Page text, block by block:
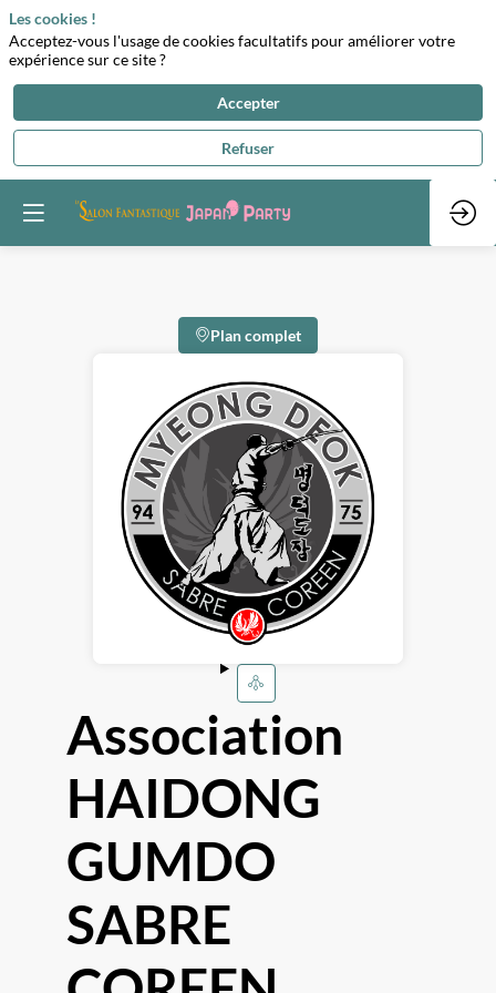
Plan complet
Association
HAIDONG
GUMDO
SABRE
Les cookies !
Acceptez-vous l'usage de cookies facultatifs pour améliorer votre
expérience sur ce site ?
Accepter
Refuser